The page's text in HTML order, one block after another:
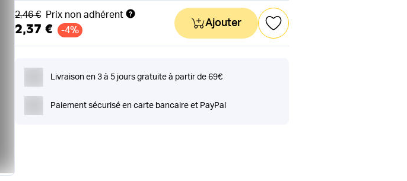
Ancien prix
2,46 € Prix non adhérent
2,37 € -4%
Ajouter
Livraison en 3 à 5 jours gratuite à partir de 69€
Paiement sécurisé en carte bancaire et PayPal